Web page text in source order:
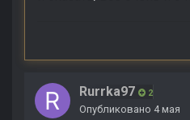
Rurrka97 2
Опубликовано 4 мая